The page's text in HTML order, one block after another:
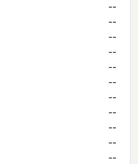
--
--
--
--
--
--
--
--
--
--
--